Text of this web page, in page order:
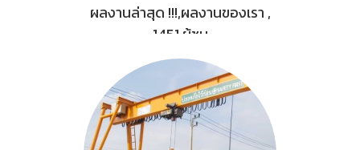
ผลงานล่าสุด !!!,ผลงานของเรา ,
1451 ผู้ชม